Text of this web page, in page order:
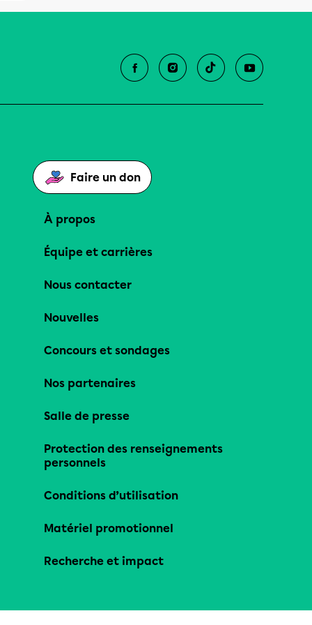
Faire un don
À propos
Équipe et carrières
Nous contacter
Nouvelles
Concours et sondages
Nos partenaires
Salle de presse
Protection des renseignements
personnels
Conditions d’utilisation
Matériel promotionnel
Recherche et impact